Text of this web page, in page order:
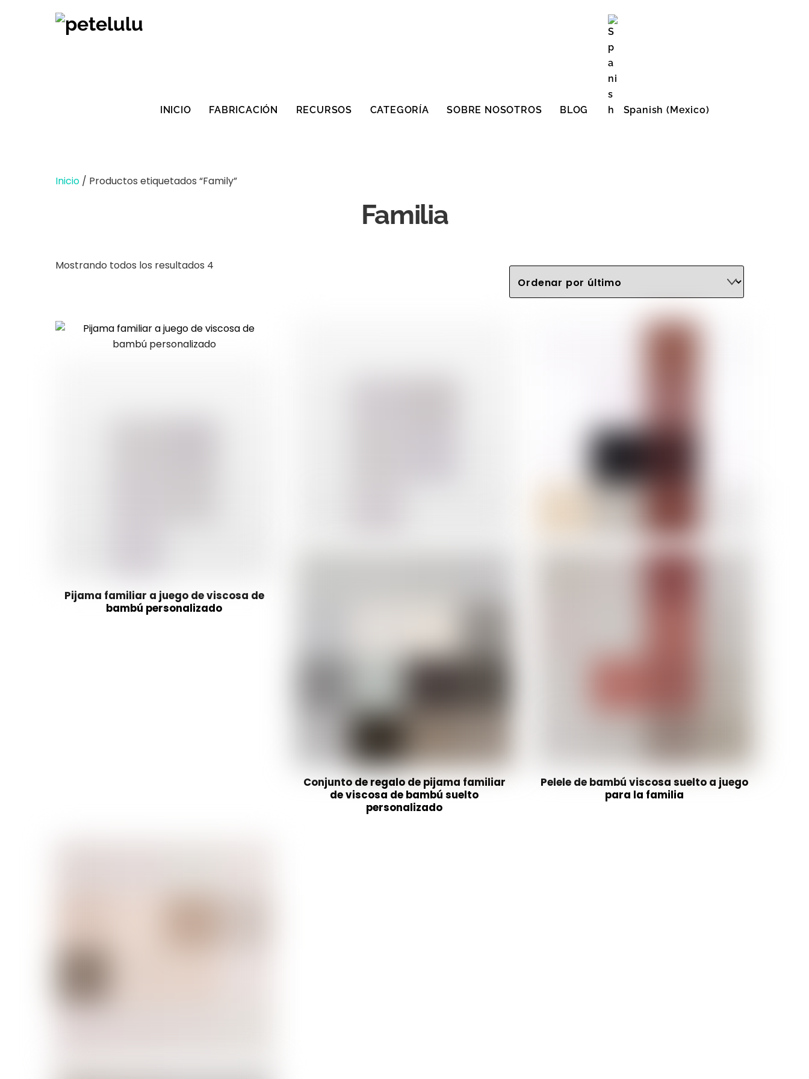
INICIO FABRICACIÓN RECURSOS CATEGORÍA SOBRE NOSOTROS BLOG Spanish (Mexico)
Inicio / Productos etiquetados “Family”
Familia
Mostrando todos los resultados 4
Pijama familiar a juego de viscosa de
bambú personalizado
Conjunto de regalo de pijama familiar
de viscosa de bambú suelto
personalizado
Pelele de bambú viscosa suelto a juego
para la familia